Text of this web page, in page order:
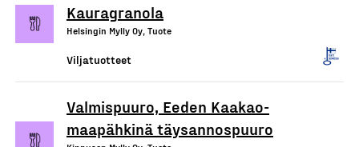
Kauragranola
Helsingin Mylly Oy, Tuote
Viljatuotteet
Valmispuuro, Eeden Kaakao-
maapähkinä täysannospuuro